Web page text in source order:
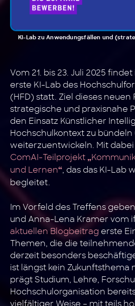
KI-Lab zu Anwendungsfällen und
Vom 21. bis 23. Juli 2025
erste KI-Lab des
(HFD) statt. Ziel dieses neuen
strategische und praxisnahe
den Einsatz Künstlicher
Hochschulkontext zu
weiterzuentwickeln. Mit dabei
ComAI-Teilprojekt „
und Lernen“ , das das KI-Lab
begleitet.
Im Vorfeld des Treffens
und Anna-Lena Kramer vom
aktuellen Blogbeitrag erste
Themen, die die
derzeit besonders
ist längst kein Zukunftsthema
prägt Studium, Lehre,
Hochschulorganisation
vielfältiger Weise – mit teils